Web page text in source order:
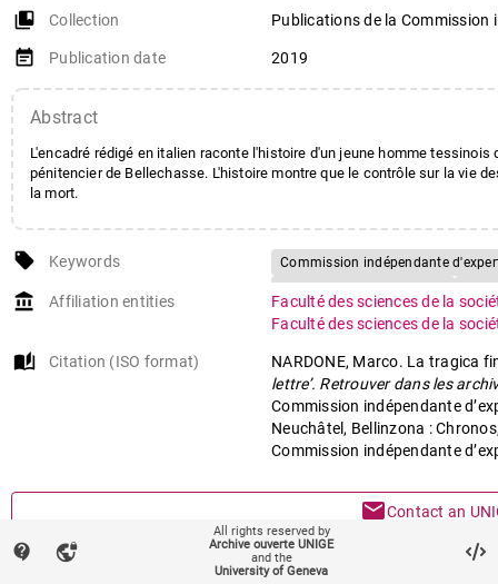
collections_bookmark Collection Publications de la
event_note Publication date 2019
Abstract
L'encadré rédigé en italien raconte l'histoire d'un jeune homme
pénitencier de Bellechasse. L'histoire montre que le contrôle sur la vie
la mort.
local_offer Keywords
Commission indépendante
Commissione peritale
account_balance Affiliation entities
Faculté des sciences de la
Faculté des sciences de la
auto_stories Citation (ISO format)
NARDONE, Marco. La tragica
lettre’. Retrouver dans les
Commission indépendante
Neuchâtel, Bellinzona :
Commission indépendante
mailContact an
Something
contact_support vpn_lock
All rights reserved by
Archive ouverte UNIGE
and the
University of Geneva